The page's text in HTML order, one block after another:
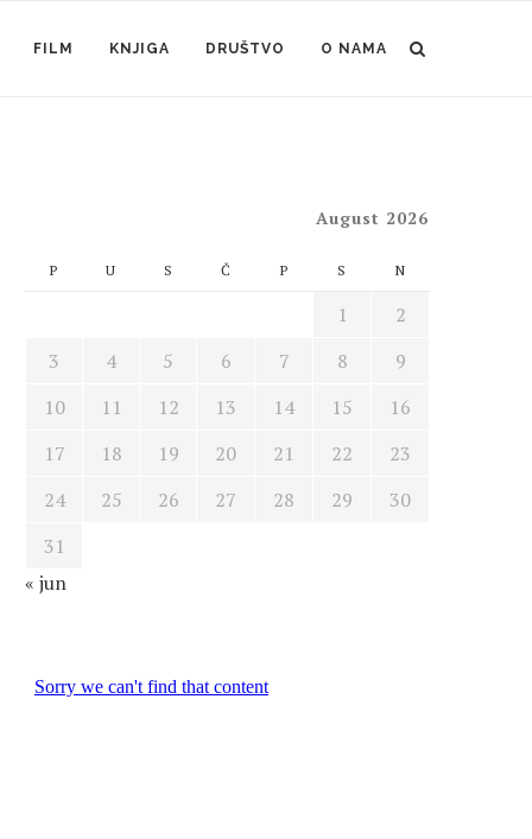
FILM KNJIGA DRUŠTVO O NAMA
August 2026
P U S Č P S N
1
2
3
4 5 6 7 8
9
10
11 12 13 14 15
16
17
18 19 20 21 22
23
24
25 26 27 28 29
30
31
« jun